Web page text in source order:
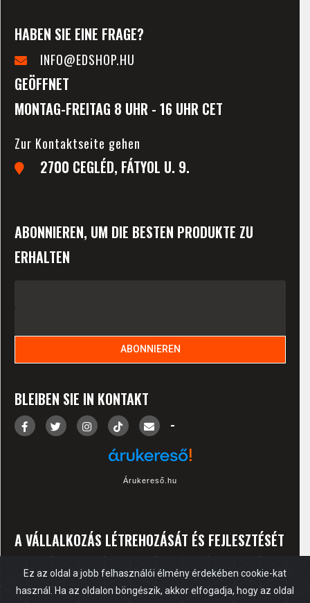
HABEN SIE EINE FRAGE?
INFO@EDSHOP.HU
GEÖFFNET
MONTAG-FREITAG 8 UHR - 16 UHR CET
Zur Kontaktseite gehen
2700 CEGLÉD, FÁTYOL U. 9.
ABONNIEREN, UM DIE BESTEN PRODUKTE ZU
ERHALTEN
BLEIBEN SIE IN KONTAKT
-
Árukereső.hu
A VÁLLALKOZÁS LÉTREHOZÁSÁT ÉS FEJLESZTÉSÉT
A „VÁLLALKOZÓ START” PROGRAM KERETÉBEN
AZ OFA NONPROFIT KFT. TÁMOGATTA. A
Ez az oldal a jobb felhasználói élmény érdekében cookie-kat
használ. Ha az oldalon böngészik, akkor elfogadja, hogy az oldal